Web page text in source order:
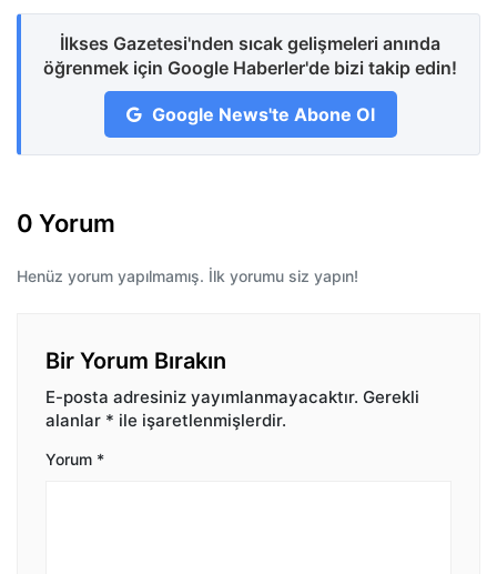
İlkses Gazetesi'nden sıcak gelişmeleri anında
öğrenmek için Google Haberler'de bizi takip edin!
Google News'te Abone Ol
0 Yorum
Henüz yorum yapılmamış. İlk yorumu siz yapın!
Bir Yorum Bırakın
E-posta adresiniz yayımlanmayacaktır. Gerekli
alanlar * ile işaretlenmişlerdir.
Yorum *